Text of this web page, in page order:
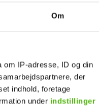
Om
om IP-adresse, ID og din
der
indhold, foretage
under indstillinger
liv:
og